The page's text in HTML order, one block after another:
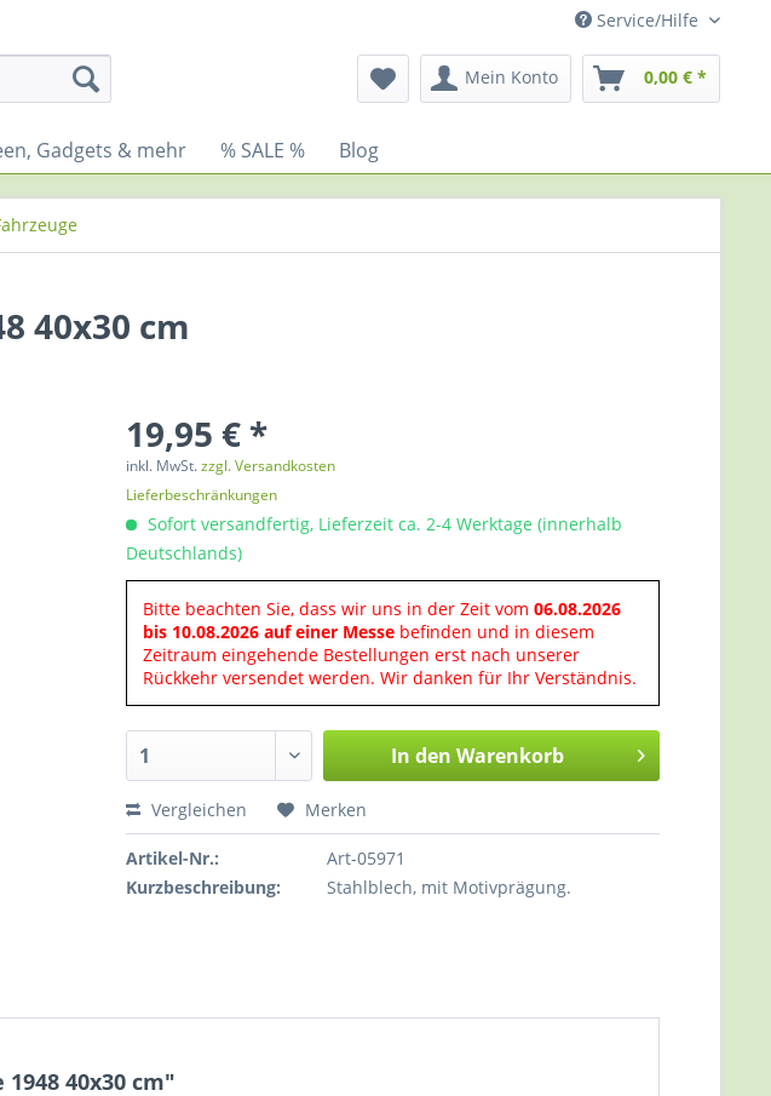
Service/Hilfe
Mein Konto 0,00 € *
Gadgets & mehr % SALE % Blog
40x30 cm
19,95 € *
inkl. MwSt.zzgl. Versandkosten
Lieferbeschränkungen
Sofort versandfertig, Lieferzeit ca. 2-4 Werktage (innerhalb
Deutschlands)
Bitte beachten Sie, dass wir uns in der Zeit vom06.08.2026
bis 10.08.2026 auf einer Messe befinden und in diesem
Zeitraum eingehende Bestellungen erst nach unserer
Rückkehr versendet werden. Wir danken für Ihr Verständnis.
In den Warenkorb
Vergleichen Merken
Artikel-Nr.:
Art-05971
Kurzbeschreibung:
Stahlblech, mit Motivprägung.
40x30 cm"